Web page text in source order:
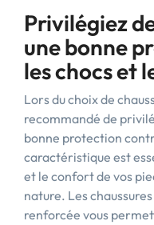
Privilégiez
une bonne
les chocs et
Lors du choix de
recommandé de
bonne protection
caractéristique est
et le confort de vos
nature. Les
renforcée vous